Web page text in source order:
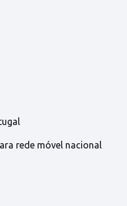
rede móvel nacional